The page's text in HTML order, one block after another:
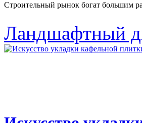
Строительный рынок богат большим
Ландшафтный